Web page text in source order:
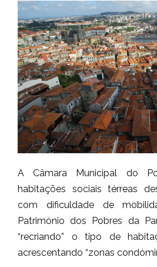
A Câmara Municipal do
habitações sociais térreas
com dificuldade de
Património dos Pobres da
“recriando” o tipo de
acrescentando “zonas